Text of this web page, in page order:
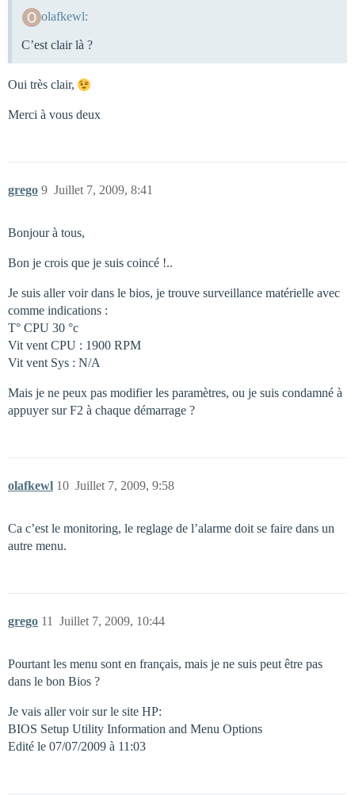
olafkewl:
C’est clair là ?
Oui très clair,
Merci à vous deux
grego Juillet 7, 2009, 8:41
9
Bonjour à tous,
Bon je crois que je suis coincé !..
Je suis aller voir dans le bios, je trouve surveillance matérielle avec
comme indications :
T° CPU 30 °c
Vit vent CPU : 1900 RPM
Vit vent Sys : N/A
Mais je ne peux pas modifier les paramètres, ou je suis condamné à
appuyer sur F2 à chaque démarrage ?
olafkewl Juillet 7, 2009, 9:58
10
Ca c’est le monitoring, le reglage de l’alarme doit se faire dans un
autre menu.
grego Juillet 7, 2009, 10:44
11
Pourtant les menu sont en français, mais je ne suis peut être pas
dans le bon Bios ?
Je vais aller voir sur le site HP:
BIOS Setup Utility Information and Menu Options
Edité le 07/07/2009 à 11:03